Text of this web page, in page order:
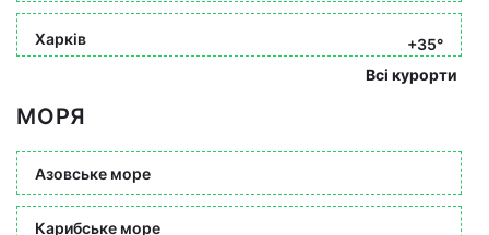
Харків
+35°
Всі курорти
МОРЯ
Азовське море
Карибське море